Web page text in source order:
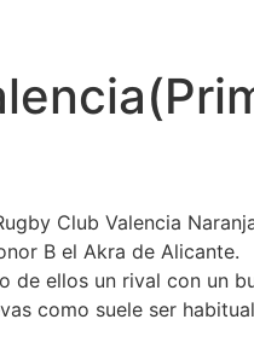
Club Valencia
B el Akra de Alicante.
ellos un rival con un
como suele ser